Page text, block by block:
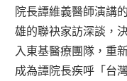
院長譚維義醫師演講
雄的聯袂家訪深談，
入東基醫療團隊，重
成為譚院長疾呼「台